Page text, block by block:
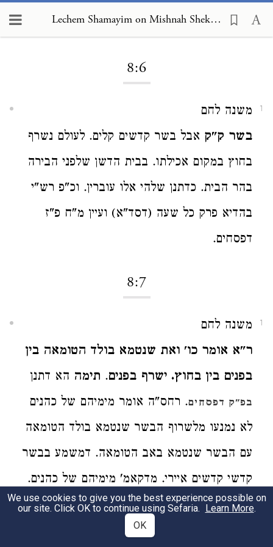
Lechem Shamayim on Mishnah Shekalim 8:6
8:6
1
משנה לחם
בשר ק"ק אבל בשר קדשים קלים. לעולם נשרף
בחוץ במקום אכילתו. בבית הדשן שלפני הבירה
בהר הבית. כדתנן שלהי אלו עוברין. וכ"פ רש"י
בהדיא פרק כל שעה (דסד"א) ועיין מ"ח פ"ז
דפסחים.
8:7
1
משנה לחם
ר"א אומר כו' ואת שנטמא בולד הטומאה בין
בפנים בין בחוץ. ישרף בפנים. תימה הא דתנן
בפ"ק דפסחים. רחס"ה אומר מימיהם של כהנים
לא נמנעו מלשרוף הבשר שנטמא בולד הטומאה
עם הבשר שנטמא באב הטומאה. דמשמע בבשר
קדשי קדשים איירי. מדקאמ' מימיהם של כהנים.
דאי בבשר קדשים קלים. הרי הוא נאכל לבעלים.
וכהנים מאי עבידתייהו. ומאי איריא דנקטינהו.
We use cookies to give you the best experience possible on
our site. Click OK to continue using Sefaria. Learn More.
OK